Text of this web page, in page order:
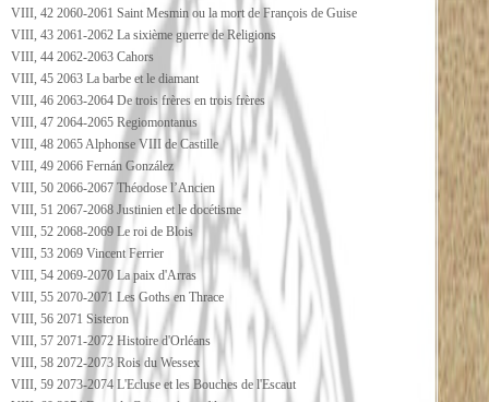
VIII, 42 2060-2061 Saint Mesmin ou la mort de François de Guise
VIII, 43 2061-2062 La sixième guerre de Religions
VIII, 44 2062-2063 Cahors
VIII, 45 2063 La barbe et le diamant
VIII, 46 2063-2064 De trois frères en trois frères
VIII, 47 2064-2065 Regiomontanus
VIII, 48 2065 Alphonse VIII de Castille
VIII, 49 2066 Fernán González
VIII, 50 2066-2067 Théodose l’Ancien
VIII, 51 2067-2068 Justinien et le docétisme
VIII, 52 2068-2069 Le roi de Blois
VIII, 53 2069 Vincent Ferrier
VIII, 54 2069-2070 La paix d'Arras
VIII, 55 2070-2071 Les Goths en Thrace
VIII, 56 2071 Sisteron
VIII, 57 2071-2072 Histoire d'Orléans
VIII, 58 2072-2073 Rois du Wessex
VIII, 59 2073-2074 L'Ecluse et les Bouches de l'Escaut